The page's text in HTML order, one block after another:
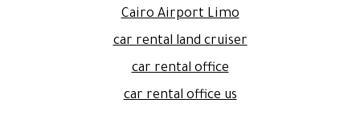
Cairo Airport Limo
car rental land cruiser
car rental office
car rental office us